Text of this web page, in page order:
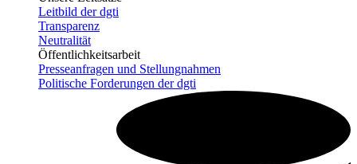
Leitbild der dgti
Transparenz
Neutralität
Öffentlichkeitsarbeit
Presseanfragen und Stellungnahmen
Politische Forderungen der dgti